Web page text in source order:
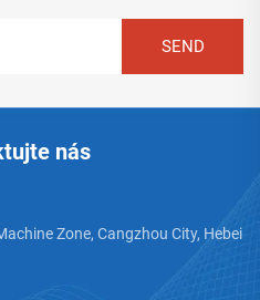
nás
Zone, Cangzhou City, Hebei